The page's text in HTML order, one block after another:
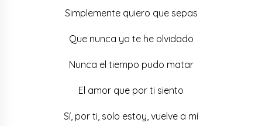
Simplemente quiero que sepas
Que nunca yo te he olvidado
Nunca el tiempo pudo matar
El amor que por ti siento
Sí, por ti, solo estoy, vuelve a mí